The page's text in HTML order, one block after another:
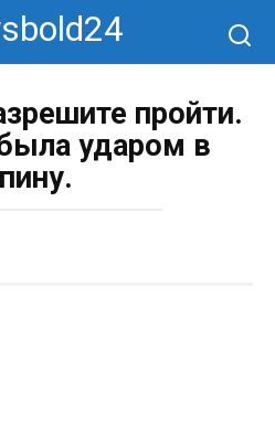
пройти.
ударом в